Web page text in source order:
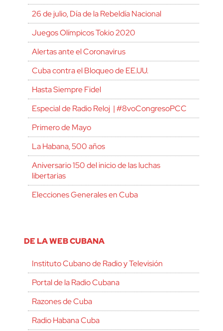
26 de julio, Día de la Rebeldía Nacional
Juegos Olímpicos Tokio 2020
Alertas ante el Coronavirus
Cuba contra el Bloqueo de EE.UU.
Hasta Siempre Fidel
Especial de Radio Reloj | #8voCongresoPCC
Primero de Mayo
La Habana, 500 años
Aniversario 150 del inicio de las luchas
libertarias
Elecciones Generales en Cuba
DE LA WEB CUBANA
Instituto Cubano de Radio y Televisión
Portal de la Radio Cubana
Razones de Cuba
Radio Habana Cuba